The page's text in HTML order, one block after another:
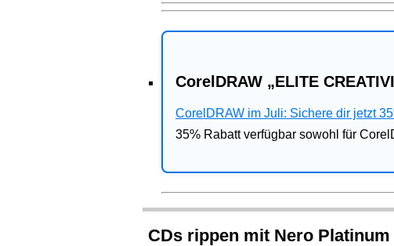
CorelDRAW „ELITE
CorelDRAW im Juli: Sichere dir jetzt
35% Rabatt verfügbar sowohl für
CDs rippen mit Nero Platinum